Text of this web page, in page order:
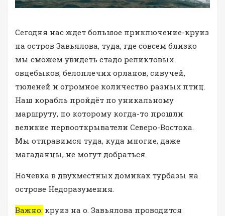
Сегодня нас ждет большое приключение-круиз
на остров Завьялова, туда, где совсем близко
мы сможем увидеть стадо реликтовых
овцебыков, белоплечих орланов, сивучей,
тюленей и огромное количество разных птиц.
Наш корабль пройдёт по уникальному
маршруту, по которому когда-то прошли
великие первооткрыватели Северо-Востока.
Мы отправимся туда, куда многие, даже
магаданцы, не могут добраться.
Ночевка в двухместных домиках турбазы на
острове Недоразумения.
Важно: круиз на о. Завьялова проводится